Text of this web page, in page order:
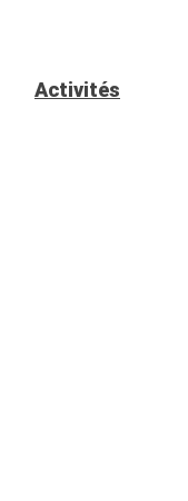
Activités